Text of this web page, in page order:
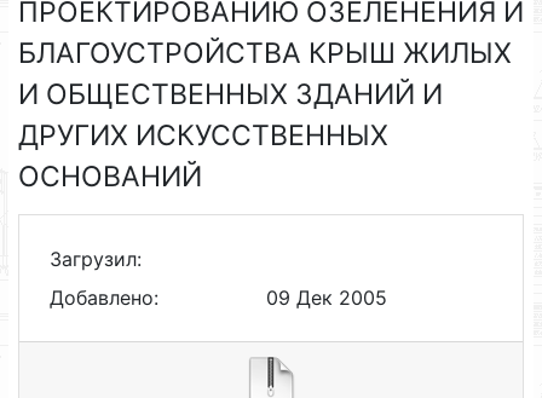
ПРОЕКТИРОВАНИЮ ОЗЕЛЕНЕНИЯ И
БЛАГОУСТРОЙСТВА КРЫШ ЖИЛЫХ
И ОБЩЕСТВЕННЫХ ЗДАНИЙ И
ДРУГИХ ИСКУССТВЕННЫХ
ОСНОВАНИЙ
Загрузил:
Добавлено:
09 Дек 2005